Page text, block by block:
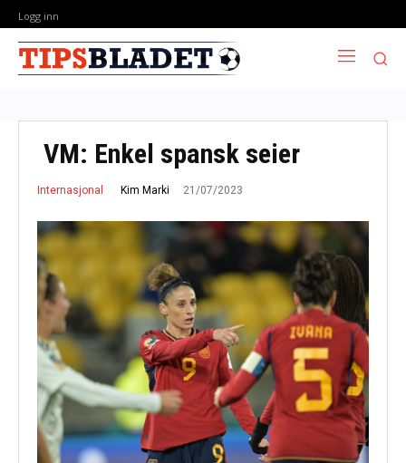
Logg inn
VM: Enkel spansk seier
Internasjonal Kim Marki 21/07/2023